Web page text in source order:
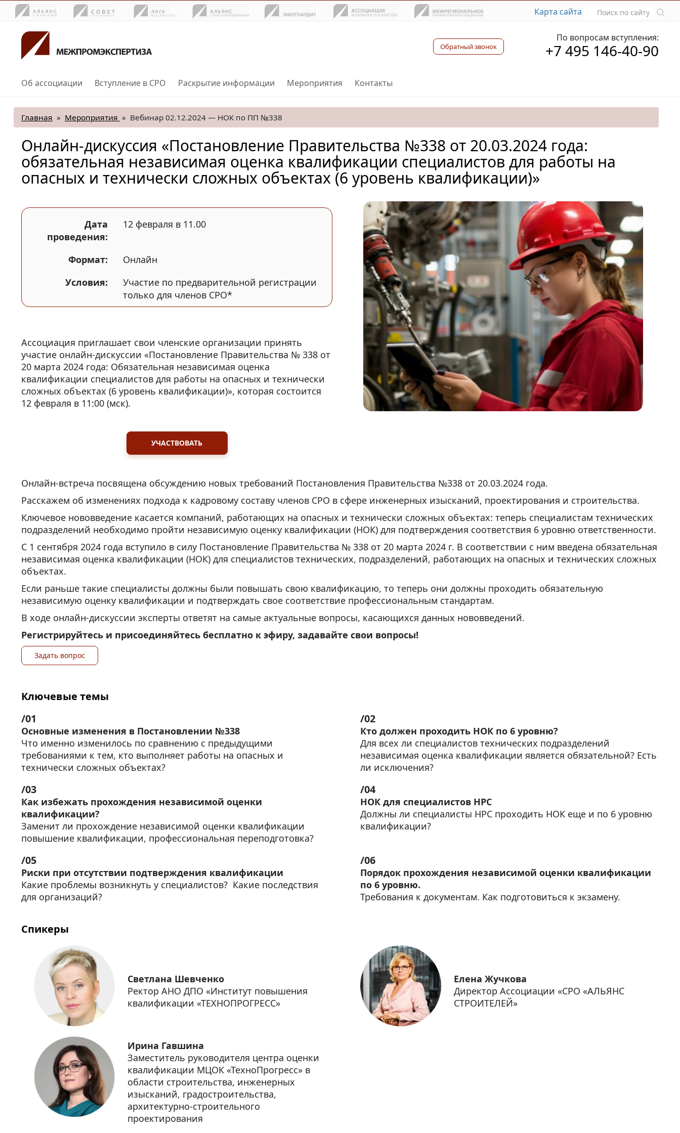
Карта сайта
Обратный звонок
По вопросам вступления:
+7 495 146-40-90
Об ассоциации Вступление в СРО Раскрытие информации Мероприятия Контакты
Главная » Мероприятия » Вебинар 02.12.2024 — НОК по ПП №338
Онлайн-дискуссия «Постановление Правительства №338 от 20.03.2024 года:
обязательная независимая оценка квалификации специалистов для работы на
опасных и технически сложных объектах (6 уровень квалификации)»
Дата
проведения:
12 февраля в 11.00
Формат:
Онлайн
Условия:
Участие по предварительной регистрации
только для членов СРО*
Ассоциация приглашает свои членские организации принять
участие онлайн-дискуссии «Постановление Правительства № 338 от
20 марта 2024 года: Обязательная независимая оценка
квалификации специалистов для работы на опасных и технически
сложных объектах (6 уровень квалификации)», которая состоится
12 февраля в 11:00 (мск).
УЧАСТВОВАТЬ
Онлайн-встреча посвящена обсуждению новых требований Постановления Правительства №338 от 20.03.2024 года.
Расскажем об изменениях подхода к кадровому составу членов СРО в сфере инженерных изысканий, проектирования и строительства.
Ключевое нововведение касается компаний, работающих на опасных и технически сложных объектах: теперь специалистам технических
подразделений необходимо пройти независимую оценку квалификации (НОК) для подтверждения соответствия 6 уровню ответственности.
С 1 сентября 2024 года вступило в силу Постановление Правительства № 338 от 20 марта 2024 г. В соответствии с ним введена обязательная
независимая оценка квалификации (НОК) для специалистов технических, подразделений, работающих на опасных и технических сложных
объектах.
Если раньше такие специалисты должны были повышать свою квалификацию, то теперь они должны проходить обязательную
независимую оценку квалификации и подтверждать свое соответствие профессиональным стандартам.
В ходе онлайн-дискуссии эксперты ответят на самые актуальные вопросы, касающихся данных нововведений.
Регистрируйтесь и присоединяйтесь бесплатно к эфиру, задавайте свои вопросы!
Задать вопрос
Ключевые темы
Основные изменения в Постановлении №338
Что именно изменилось по сравнению с предыдущими
требованиями к тем, кто выполняет работы на опасных и
технически сложных объектах?
Кто должен проходить НОК по 6 уровню?
Для всех ли специалистов технических подразделений
независимая оценка квалификации является обязательной? Есть
ли исключения?
Как избежать прохождения независимой оценки
квалификации?
Заменит ли прохождение независимой оценки квалификации
повышение квалификации, профессиональная переподготовка?
НОК для специалистов НРС
Должны ли специалисты НРС проходить НОК еще и по 6 уровню
квалификации?
Риски при отсутствии подтверждения квалификации
Какие проблемы возникнуть у специалистов? Какие последствия
для организаций?
Порядок прохождения независимой оценки квалификации
по 6 уровню.
Требования к документам. Как подготовиться к экзамену.
Спикеры
Светлана Шевченко
Ректор АНО ДПО «Институт повышения
квалификации «ТЕХНОПРОГРЕСС»
Елена Жучкова
Директор Ассоциации «СРО «АЛЬЯНС
СТРОИТЕЛЕЙ»
Ирина Гавшина
Заместитель руководителя центра оценки
квалификации МЦОК «ТехноПрогресс» в
области строительства, инженерных
изысканий, градостроительства,
архитектурно-строительного
проектирования